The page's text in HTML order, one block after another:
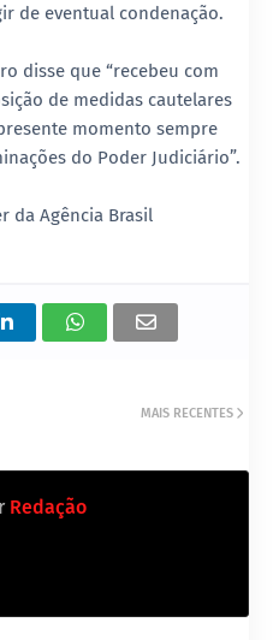
de eventual condenação.
disse que “recebeu com
de medidas cautelares
momento sempre
do Poder Judiciário”.
da Agência Brasil
MAIS RECENTES
Redação